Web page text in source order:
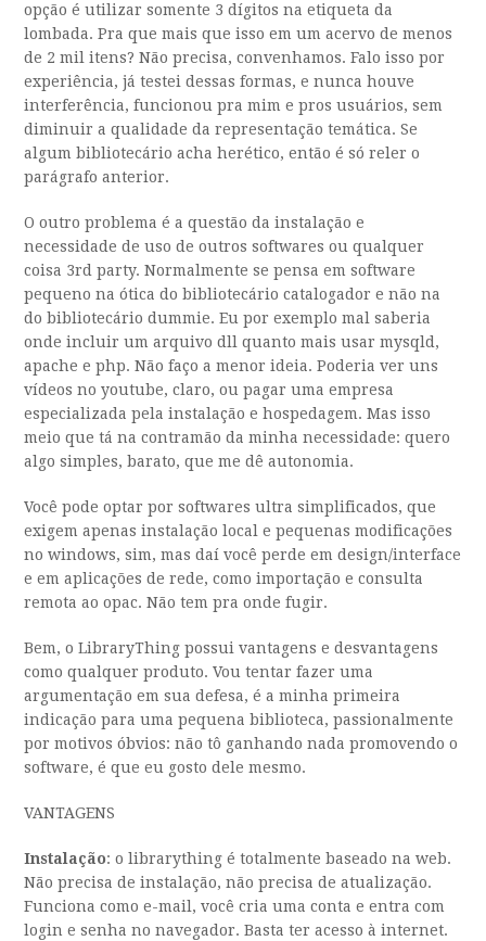
opção é utilizar somente 3 dígitos na etiqueta da
lombada. Pra que mais que isso em um acervo de menos
de 2 mil itens? Não precisa, convenhamos. Falo isso por
experiência, já testei dessas formas, e nunca houve
interferência, funcionou pra mim e pros usuários, sem
diminuir a qualidade da representação temática. Se
algum bibliotecário acha herético, então é só reler o
parágrafo anterior.
O outro problema é a questão da instalação e
necessidade de uso de outros softwares ou qualquer
coisa 3rd party. Normalmente se pensa em software
pequeno na ótica do bibliotecário catalogador e não na
do bibliotecário dummie. Eu por exemplo mal saberia
onde incluir um arquivo dll quanto mais usar mysqld,
apache e php. Não faço a menor ideia. Poderia ver uns
vídeos no youtube, claro, ou pagar uma empresa
especializada pela instalação e hospedagem. Mas isso
meio que tá na contramão da minha necessidade: quero
algo simples, barato, que me dê autonomia.
Você pode optar por softwares ultra simplificados, que
exigem apenas instalação local e pequenas modificações
no windows, sim, mas daí você perde em design/interface
e em aplicações de rede, como importação e consulta
remota ao opac. Não tem pra onde fugir.
Bem, o LibraryThing possui vantagens e desvantagens
como qualquer produto. Vou tentar fazer uma
argumentação em sua defesa, é a minha primeira
indicação para uma pequena biblioteca, passionalmente
por motivos óbvios: não tô ganhando nada promovendo o
software, é que eu gosto dele mesmo.
VANTAGENS
Instalação: o librarything é totalmente baseado na web.
Não precisa de instalação, não precisa de atualização.
Funciona como e-mail, você cria uma conta e entra com
login e senha no navegador. Basta ter acesso à internet.